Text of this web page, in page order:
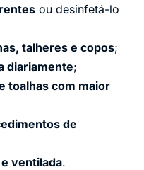
ou desinfetá-lo
talheres e copos;
diariamente;
toalhas com maior
de
ventilada.